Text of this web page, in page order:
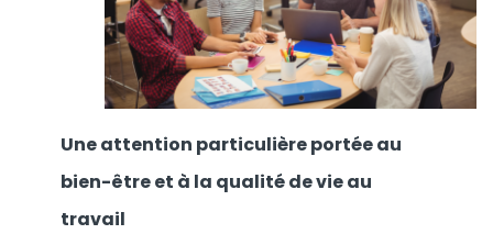
Une attention particulière portée au
bien-être et à la qualité de vie au
travail